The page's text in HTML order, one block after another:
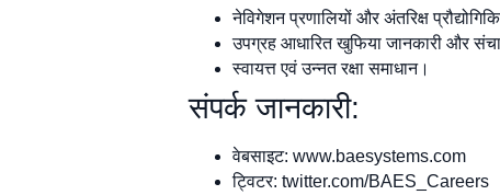
नेविगेशन प्रणालियों और अंतरिक्ष
उपग्रह आधारित खुफिया जानकारी और
स्वायत्त एवं उन्नत रक्षा समाधान।
संपर्क जानकारी:
वेबसाइट: www.baesystems.com
ट्विटर: twitter.com/BAES_Careers